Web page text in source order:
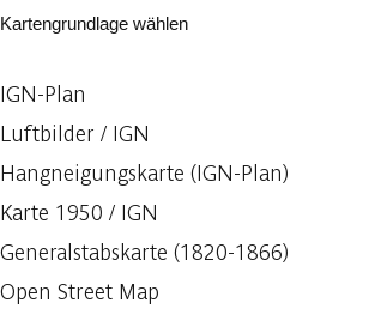
Kartengrundlage wählen
IGN-Plan
Luftbilder / IGN
Hangneigungskarte (IGN-Plan)
Karte 1950 / IGN
Generalstabskarte (1820-1866)
Open Street Map